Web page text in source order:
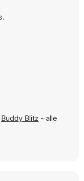
Buddy Blitz - alle